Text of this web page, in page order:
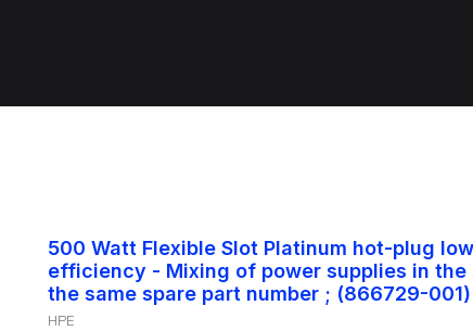
500 Watt Flexible Slot Platinum hot-plug
efficiency - Mixing of power supplies in
the same spare part number ; (866729-001)
HPE